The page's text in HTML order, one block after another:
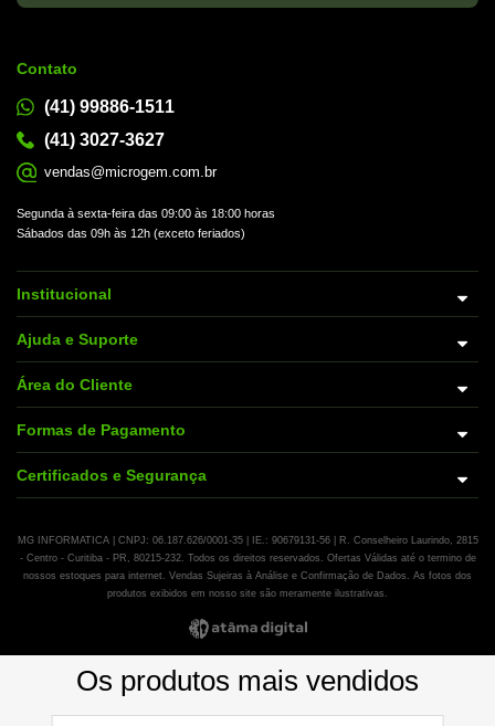
Contato
(41) 99886-1511
(41) 3027-3627
vendas@microgem.com.br
Segunda à sexta-feira das 09:00 às 18:00 horas
Sábados das 09h às 12h (exceto feriados)
Institucional
Ajuda e Suporte
Área do Cliente
Formas de Pagamento
Certificados e Segurança
MG INFORMATICA | CNPJ: 06.187.626/0001-35 | IE.: 90679131-56 | R. Conselheiro Laurindo, 2815
- Centro - Curitiba - PR, 80215-232. Todos os direitos reservados. Ofertas Válidas até o termino de
nossos estoques para internet. Vendas Sujeiras à Análise e Confirmação de Dados. As fotos dos
produtos exibidos em nosso site são meramente ilustrativas.